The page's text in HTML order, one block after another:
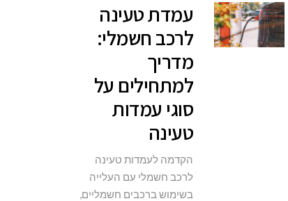
עמדת טעינה
לרכב חשמלי:
מדריך
למתחילים על
סוגי עמדות
טעינה
הקדמה לעמדות טעינה
לרכב חשמלי עם העלייה
בשימוש ברכבים חשמליים,